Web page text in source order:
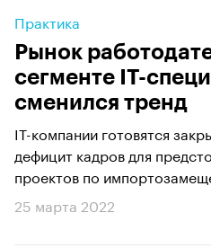
Практика
Рынок
сегменте IT-
сменился тренд
IT-компании готовятся
дефицит кадров для
проектов по
25 марта 2022